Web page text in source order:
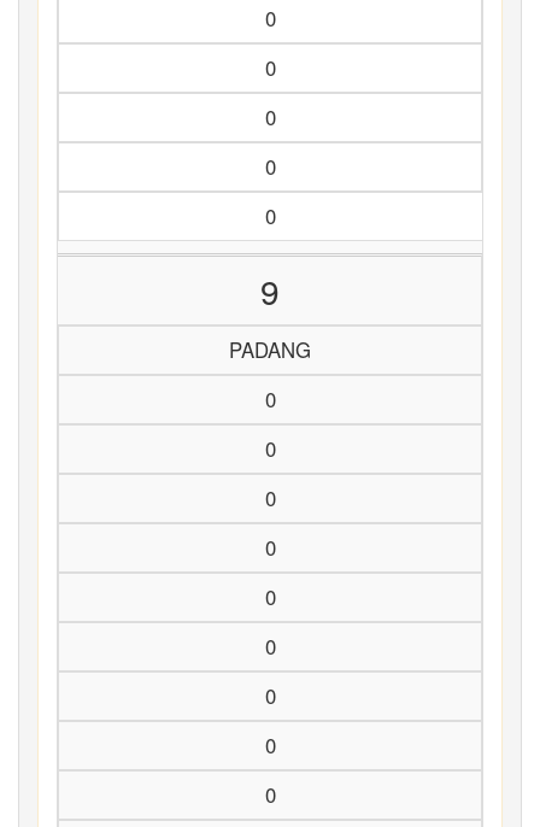
0
0
0
0
0
9
PADANG
0
0
0
0
0
0
0
0
0